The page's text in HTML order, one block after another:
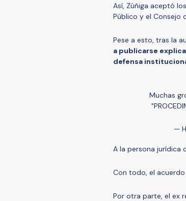
Así, Zúñiga aceptó
Público y el Consejo
Pese a esto, tras la
a publicarse
defensa
Muchas
—
A la persona jurídica
Con todo, el
Por otra parte, el ex